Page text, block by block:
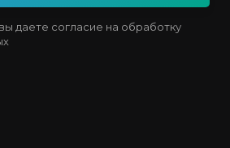
даете согласие на обработку